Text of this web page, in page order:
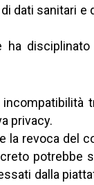
dati sanitari e
privacy.
la revoca del
potrebbe
dalla